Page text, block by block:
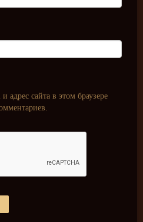
адрес сайта в этом браузере